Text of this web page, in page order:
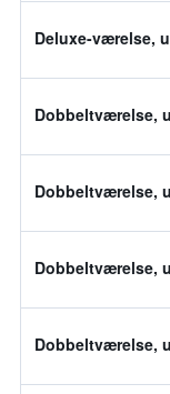
Deluxe-værelse,
Dobbeltværelse,
Dobbeltværelse,
Dobbeltværelse,
Dobbeltværelse,